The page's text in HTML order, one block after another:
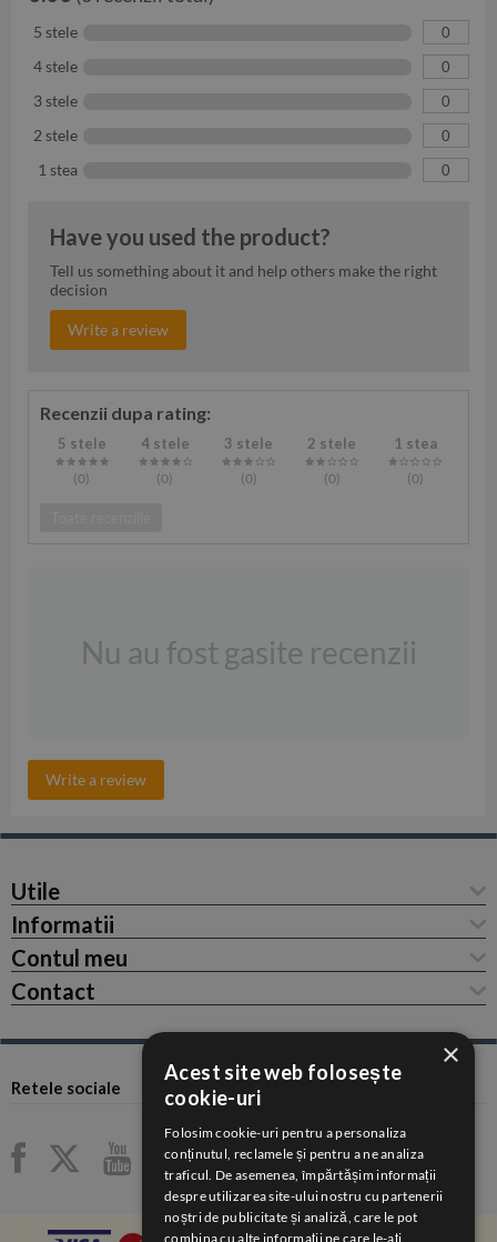
5 stele 0
4 stele 0
3 stele 0
2 stele 0
1 stea 0
Have you used the product?
Tell us something about it and help others make the right
decision
Write a review
Recenzii dupa rating:
5 stele
(0)
4 stele
(0)
3 stele
(0)
2 stele
(0)
1 stea
(0)
Nu au fost gasite recenzii
Write a review
Utile
Informatii
Contul meu
Contact
Retele sociale
×
Acest site web folosește
cookie-uri
Folosim cookie-uri pentru a personaliza
conținutul, reclamele și pentru a ne analiza
traficul. De asemenea, împărtășim informații
despre utilizarea site-ului nostru cu partenerii
noștri de publicitate și analiză, care le pot
combina cu alte informații pe care le-ați